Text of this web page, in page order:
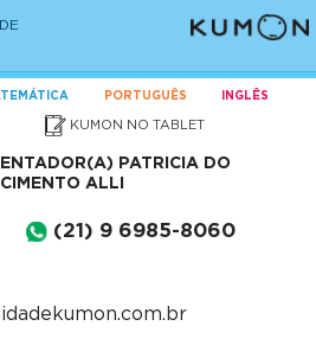
PORTUGUÊS INGLÊS
KUMON NO TABLET
PATRICIA DO
ALLI
(21) 9 6985-8060